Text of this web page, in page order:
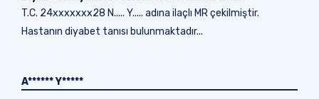
T.C. 24xxxxxxx28 N..... Y..... adına ilaçlı MR çekilmiştir.
Hastanın diyabet tanısı bulunmaktadır...
A****** Y*****